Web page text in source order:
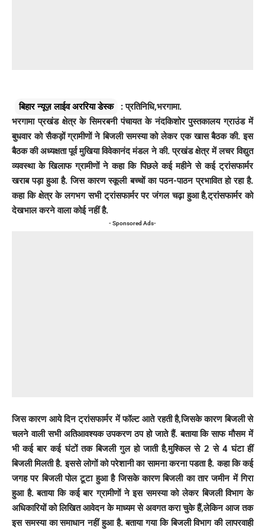
बिहार न्यूज़ लाईव अररिया डेस्क
: प्रतिनिधि,भरगामा.
भरगामा प्रखंड क्षेत्र के सिमरबनी पंचायत के नंदकिशोर पुस्तकालय ग्राउंड में
बुधवार को सैकड़ों ग्रामीणों ने बिजली समस्या को लेकर एक खास बैठक की. इस
बैठक की अध्यक्षता पूर्व मुखिया विवेकानंद मंडल ने की. प्रखंड क्षेत्र में लचर विद्युत
व्यवस्था के खिलाफ ग्रामीणों ने कहा कि पिछले कई महीने से कई ट्रांसफार्मर
खराब पड़ा हुआ है. जिस कारण स्कूली बच्चों का पठन-पाठन प्रभावित हो रहा है.
कहा कि क्षेत्र के लगभग सभी ट्रांसफार्मर पर जंगल चढ़ा हुआ है,ट्रांसफार्मर को
देखभाल करने वाला कोई नहीं है.
- Sponsored Ads-
जिस कारण आये दिन ट्रांसफार्मर में फॉल्ट आते रहती है,जिसके कारण बिजली से
चलने वाली सभी अतिआवश्यक उपकरण ठप हो जाते हैं. बताया कि साफ मौसम में
भी कई बार कई घंटों तक बिजली गुल हो जाती है,मुश्किल से 2 से 4 घंटा हीं
बिजली मिलती है. इससे लोगों को परेशानी का सामना करना पडता है. कहा कि कई
जगह पर बिजली पोल टूटा हुआ है जिसके कारण बिजली का तार जमीन में गिरा
हुआ है. बताया कि कई बार ग्रामीणों ने इस समस्या को लेकर बिजली विभाग के
अधिकारियों को लिखित आवेदन के माध्यम से अवगत करा चुके हैं,लेकिन आज तक
इस समस्या का समाधान नहीं हुआ है. बताया गया कि बिजली विभाग की लापरवाही